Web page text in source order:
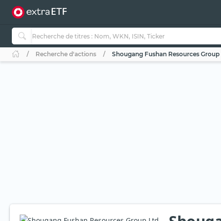
Recherche d'actions Shougang Fushan Resources